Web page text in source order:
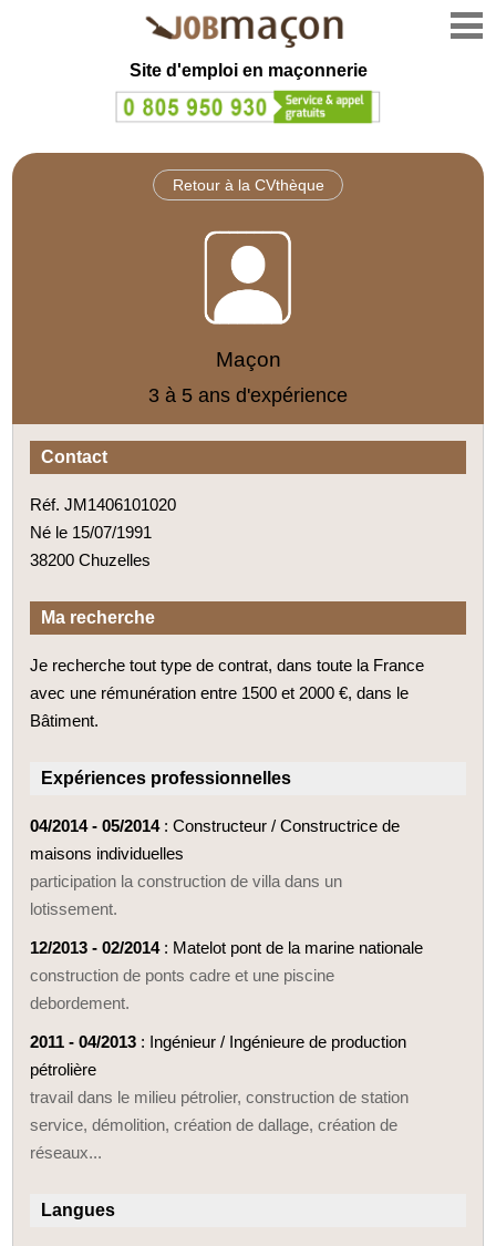
Site d'emploi en maçonnerie
Retour à la CVthèque
Maçon
3 à 5 ans d'expérience
Contact
Réf. JM1406101020
Né le 15/07/1991
38200 Chuzelles
Ma recherche
Je recherche tout type de contrat, dans toute la France
avec une rémunération entre 1500 et 2000 €, dans le
Bâtiment.
Expériences professionnelles
04/2014 - 05/2014: Constructeur / Constructrice de
maisons individuelles
participation la construction de villa dans un
lotissement.
12/2013 - 02/2014: Matelot pont de la marine nationale
construction de ponts cadre et une piscine
debordement.
2011 - 04/2013 : Ingénieur / Ingénieure de production
pétrolière
travail dans le milieu pétrolier, construction de station
service, démolition, création de dallage, création de
réseaux...
Langues